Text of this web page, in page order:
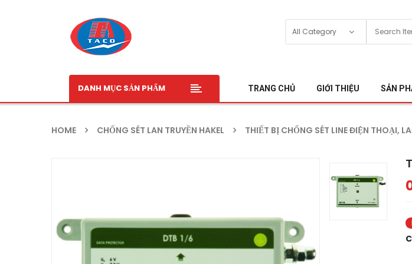
DANH MỤC SẢN PHẨM TRANG CHỦ GIỚI THIỆU SẢN
HOME CHỐNG SÉT LAN TRUYỀN HAKEL THIẾT BỊ CHỐNG SÉT LINE ĐIỆN THOẠI,